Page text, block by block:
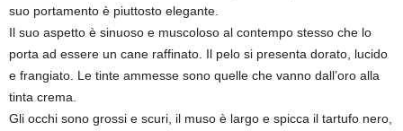
suo portamento è piuttosto elegante.
Il suo aspetto è sinuoso e muscoloso al contempo stesso che lo
porta ad essere un cane raffinato. Il pelo si presenta dorato, lucido
e frangiato. Le tinte ammesse sono quelle che vanno dall’oro alla
tinta crema.
Gli occhi sono grossi e scuri, il muso è largo e spicca il tartufo nero,